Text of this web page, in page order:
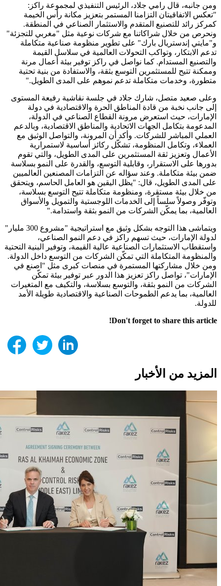
ومن جانبه، قال رامي جلاد، الرئيس التنفيذي لمجموعة راكز:
"تعكس الاتفاقيتان التزامنا المستمر بتعزيز مكانة رأس الخيمة
كمركز رائد للتصنيع المتقدم والاستثمار الصناعي في المنطقة.
ونحرص من خلال شراكاتنا مع شركات نوعية مثل "مغربي للتجزئة"
و"مايتي إندستريال بارك" على تطوير منظومة صناعية متكاملة
تدعم الابتكار، وتواكب التحولات العالمية في سلاسل القيمة
والتصنيع المستدام. كما نواصل في راكز توفير بيئة أعمال مرنة
وممكنة تتيح للمستثمرين التوسع بثقة، والاستفادة من بنية تحتية
متطورة، وخدمات متكاملة تدعم نموهم على المدى الطويل."
وعلى صعيد متصل، شارك جلاد في جلسة نقاشية رفيعة المستوى
إلى جانب نخبة من قادة المناطق الحرة والاقتصادية في دولة
الإمارات، حيث استعرض مرونة القطاع الصناعي في الدولة،
المدعومة بتكامل الجهات الاتحادية والمناطق الاقتصادية، وبالدعم
العملي المباشر للشركات. وأكد أن المرونة، والتواصل الوثيق مع
العملاء، وتكامل المنظومة، تشكّل ركائز أساسية لاستمرارية
الأعمال وتعزيز ثقة المستثمرين على المدى الطويل، والتي تقوم
بدورها على الاستقرار، وقابلية التوسع، والقدرة على النمو بسلاسة
ضمن بيئة متكاملة. وعند سؤاله عن التزامات المصنعين العالميين
على المدى الطويل، قال: "يظل اليقين هو العامل الحاسم، ويتحقق
من خلال بيئة مستقرة، ومنظومة متكاملة تتيح التوسع بسلاسة،
وتوفّر وصولاً سلساً إلى الخدمات اللوجستية والتمويل والأسواق
العالمية، بما يمكّن الشركات من النمو بثقة واستدامة."
ويتماشى هذا التوجه بشكل وثيق مع استراتيجية "مشروع 300 مليار"
لدولة الإمارات، حيث تسهم راكز في دعم النمو الصناعي،
واستقطاب الاستثمارات الصناعية عالية القيمة، وتوفير البنية التحتية
والمنظومة المتكاملة التي تمكّن الشركات من التوسع داخل الدولة.
ومن خلال مشاركتها المستمرة في منصات كبرى مثل "اصنع في
الإمارات"، تواصل راكز تعزيز هذا الدور عبر توفير بيئة تمكّن
الشركات من النمو بثقة، والتوسع بسلاسة، والتكيف مع المتغيرات
العالمية، بما يدعم الطموحات الصناعية والاقتصادية طويلة الأمد
للدولة.
Don't forget to share this article!
المزيد من الأخبار